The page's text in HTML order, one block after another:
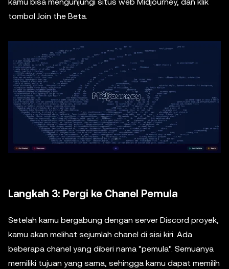
tombol Join the Beta.
Langkah 3: Pergi ke Chanel Pemula
Setelah kamu bergabung dengan server Discord proyek,
kamu akan melihat sejumlah chanel di sisi kiri. Ada
beberapa chanel yang diberi nama "pemula". Semuanya
memiliki tujuan yang sama, sehingga kamu dapat memilih